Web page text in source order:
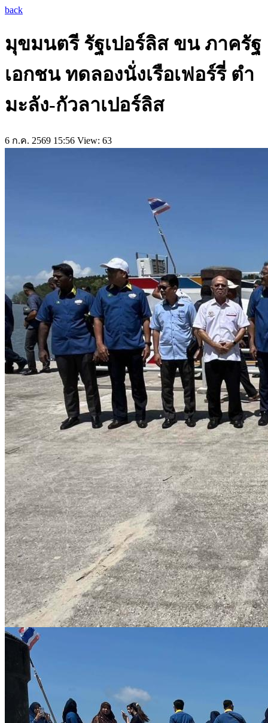
back
มุขมนตรี รัฐเปอร์ลิส ขน ภาครัฐ
เอกชน ทดลองนั่งเรือเฟอร์รี่ ตำ
มะลัง-กัวลาเปอร์ลิส
6 ก.ค. 2569 15:56 View: 63